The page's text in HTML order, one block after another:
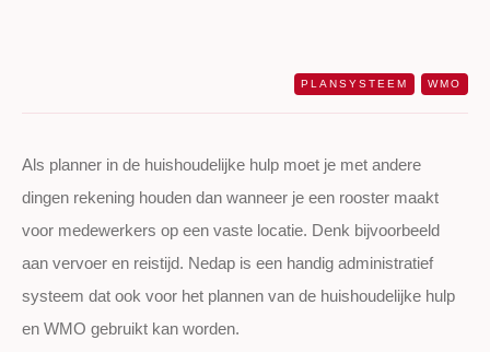
PLANSYSTEEM WMO
Als planner in de huishoudelijke hulp moet je met andere
dingen rekening houden dan wanneer je een rooster maakt
voor medewerkers op een vaste locatie. Denk bijvoorbeeld
aan vervoer en reistijd. Nedap is een handig administratief
systeem dat ook voor het plannen van de huishoudelijke hulp
en WMO gebruikt kan worden.